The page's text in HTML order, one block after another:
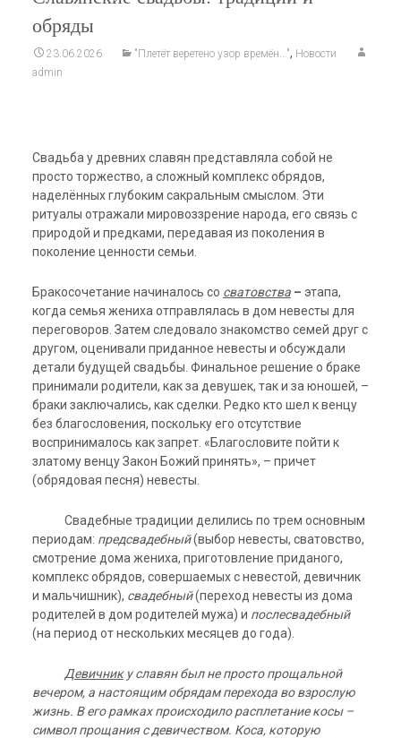
обряды
23.06.2026 "Плетёт веретено узор времён...", Новости
admin
Свадьба у древних славян представляла собой не
просто торжество, а сложный комплекс обрядов,
наделённых глубоким сакральным смыслом. Эти
ритуалы отражали мировоззрение народа, его связь с
природой и предками, передавая из поколения в
поколение ценности семьи.
Бракосочетание начиналось со сватовства– этапа,
когда семья жениха отправлялась в дом невесты для
переговоров. Затем следовало знакомство семей друг с
другом, оценивали приданное невесты и обсуждали
детали будущей свадьбы. Финальное решение о браке
принимали родители, как за девушек, так и за юношей, –
браки заключались, как сделки. Редко кто шел к венцу
без благословения, поскольку его отсутствие
воспринималось как запрет. «Благословите пойти к
златому венцу Закон Божий принять», – причет
(обрядовая песня) невесты.
Свадебные традиции делились по трем основным
периодам: предсвадебный(выбор невесты, сватовство,
смотрение дома жениха, приготовление приданого,
комплекс обрядов, совершаемых с невестой, девичник
и мальчишник), свадебный(переход невесты из дома
родителей в дом родителей мужа) и послесвадебный
(на период от нескольких месяцев до года).
Девичнику славян был не просто прощальной
вечером, а настоящим обрядам перехода во взрослую
жизнь. В его рамках происходило расплетание косы –
символ прощания с девичеством. Коса, которую